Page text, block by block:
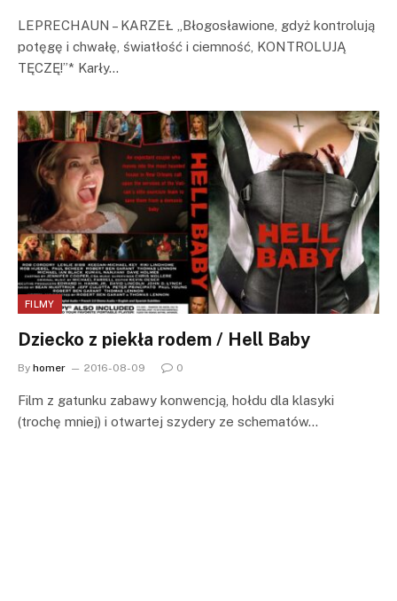
LEPRECHAUN – KARZEŁ „Błogosławione, gdyż kontrolują
potęgę i chwałę, światłość i ciemność, KONTROLUJĄ
TĘCZĘ!”* Karły…
FILMY
Dziecko z piekła rodem / Hell Baby
By homer 2016-08-09 0
Film z gatunku zabawy konwencją, hołdu dla klasyki
(trochę mniej) i otwartej szydery ze schematów…